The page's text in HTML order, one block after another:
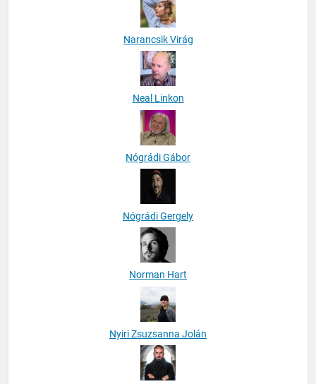
Narancsik Virág
Neal Linkon
Nógrádi Gábor
Nógrádi Gergely
Norman Hart
Nyiri Zsuzsanna Jolán